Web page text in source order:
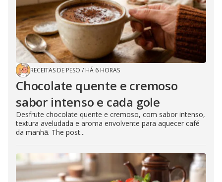
RECEITAS DE PESO / HÁ 6 HORAS
Chocolate quente e cremoso
sabor intenso e cada gole
Desfrute chocolate quente e cremoso, com sabor intenso,
textura aveludada e aroma envolvente para aquecer café
da manhã. The post...